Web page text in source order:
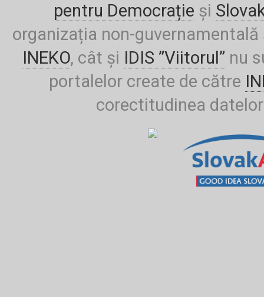
pentru Democrație și
organizația non-
INEKO, cât și IDIS ”Viitorul” nu
portalelor create de către
corectitudinea